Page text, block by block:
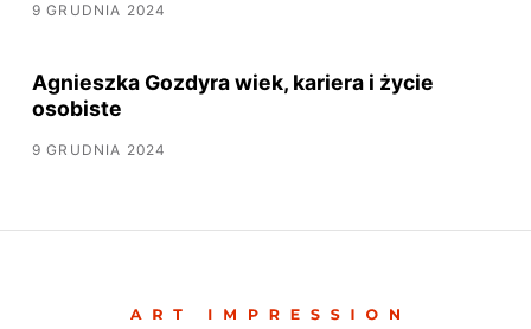
9 GRUDNIA 2024
Agnieszka Gozdyra wiek, kariera i życie
osobiste
9 GRUDNIA 2024